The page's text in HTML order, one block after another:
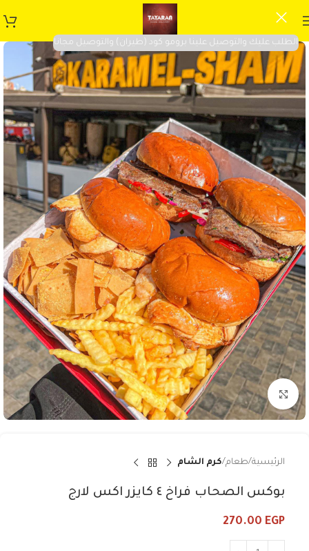
الطلب عليك والتوصيل علينا برومو كود (طيران) والتوصيل مجانا
Click to enlarge
الرئيسية طعام كرم الشام
بوكس الصحاب فراخ ٤ كايزر اكس لارج
270.00 EGP